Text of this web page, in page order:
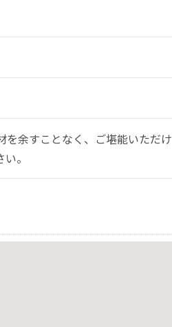
余すことなく、ご堪能いただけ
。